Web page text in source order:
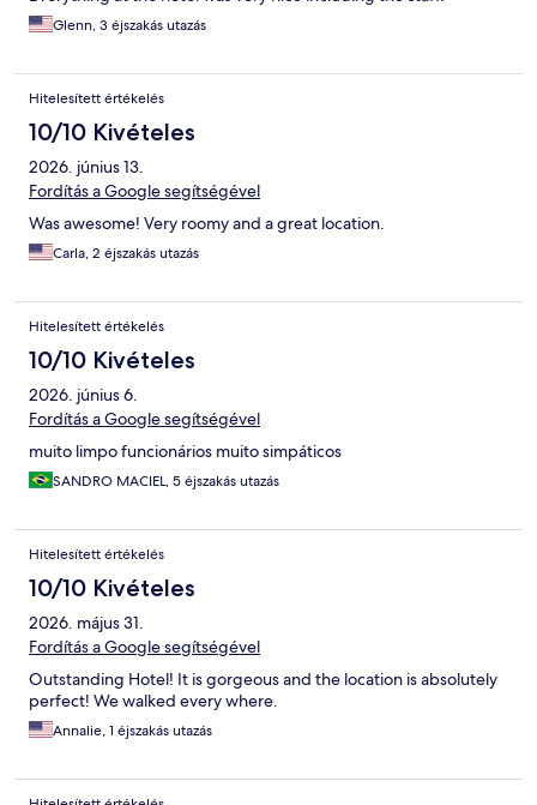
Glenn, 3 éjszakás utazás
Hitelesített értékelés
10/10 Kivételes
2026. június 13.
Fordítás a Google segítségével
Was awesome! Very roomy and a great location.
Carla, 2 éjszakás utazás
Hitelesített értékelés
10/10 Kivételes
2026. június 6.
Fordítás a Google segítségével
muito limpo funcionários muito simpáticos
SANDRO MACIEL, 5 éjszakás utazás
Hitelesített értékelés
10/10 Kivételes
2026. május 31.
Fordítás a Google segítségével
Outstanding Hotel! It is gorgeous and the location is absolutely
perfect! We walked every where.
Annalie, 1 éjszakás utazás